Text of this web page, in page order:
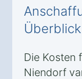
Überblick
Die Kosten
Niendorf